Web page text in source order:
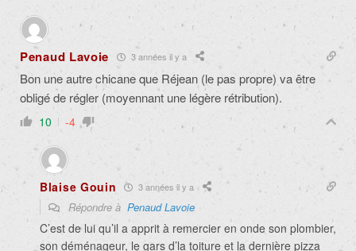
Penaud Lavoie 3 années il y a
Bon une autre chicane que Réjean (le pas propre) va être
obligé de régler (moyennant une légère rétribution).
10 -4
Blaise Gouin 3 années il y a
Répondre à Penaud Lavoie
C’est de lui qu’il a apprit à remercier en onde son plombier,
son déménageur, le gars d’la toiture et la dernière pizza